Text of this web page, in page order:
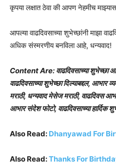
कृपया लक्षात ठेवा की आपण नेहमीच
आपल्या वाढदिवसाच्या शुभेच्छांनी माझा
अधिक संस्मरणीय बनविला आहे, धन्यवाद!
Content Are: वाढदिवसाच्या शुभेच्छा
वाढदिवसाच्या शुभेच्छा दिल्याबद्दल, आभार
मराठी, धन्यवाद मेसेज मराठी, वाढदिवस
आभार संदेश फोटो, वाढदिवसाच्या हार्दिक
Also Read: Dhanyawad For
Also Read:Thanks For